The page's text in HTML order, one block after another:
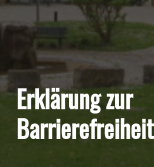
Erklärung zur
Barrierefreiheit